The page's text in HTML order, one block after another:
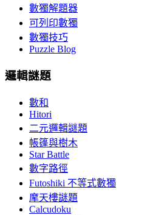
數獨解題器
可列印數獨
數獨技巧
Puzzle Blog
邏輯謎題
數和
Hitori
二元邏輯謎題
帳篷與樹木
Star Battle
數字路徑
Futoshiki 不等式數獨
摩天樓謎題
Calcudoku